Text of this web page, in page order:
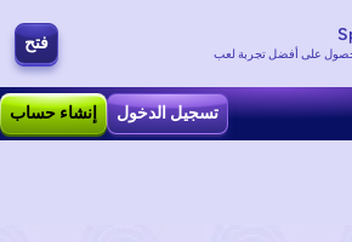
على أفضل تجربة لعب
فتح
تسجيل الدخول إنشاء حساب